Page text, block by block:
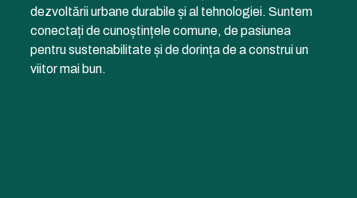
dezvoltării urbane durabile și al tehnologiei. Suntem
conectați de cunoștințele comune, de pasiunea
pentru sustenabilitate și de dorința de a construi un
viitor mai bun.